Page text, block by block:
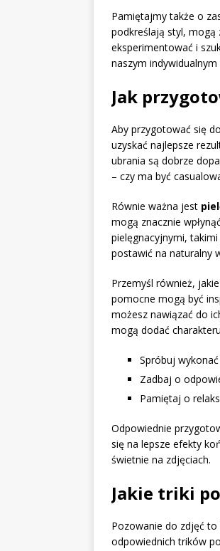
Pamiętajmy także o
podkreślają styl, mogą
eksperimentować i
naszym
Jak
Aby przygotować się
uzyskać najlepsze
ubrania są dobrze
– czy ma być
Równie ważna jest
mogą znacznie
pielęgnacyjnymi,
postawić na naturalny
Przemyśl również, jakie
pomocne mogą być
możesz nawiązać do
mogą dodać
Spróbuj
Zadbaj o
Pamiętaj o
Odpowiednie
się na lepsze efekty
świetnie na zdjęciach.
Jakie triki
Pozowanie do zdjęć
odpowiednich trików